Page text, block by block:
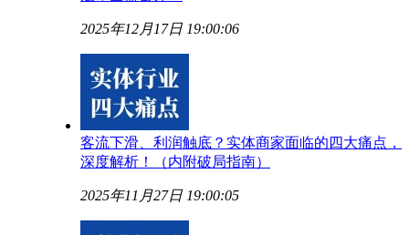
2025年12月17日 19:00:06
客流下滑、利润触底？实体商家面临的四大痛点，
深度解析！（内附破局指南）
2025年11月27日 19:00:05